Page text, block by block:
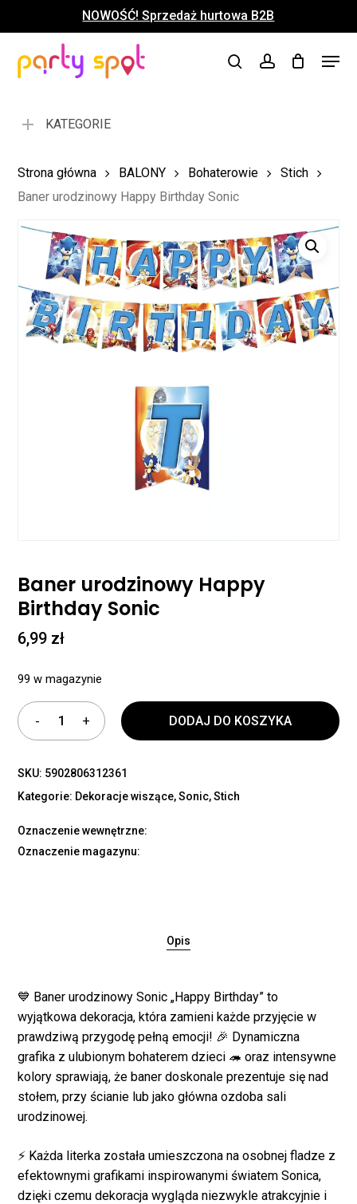
to
content
NOWOŚĆ! Sprzedaż hurtowa B2B
searchaccount
Menu
Koszyk Close
KATEGORIE
Strona główna BALONY Bohaterowie
Stich
Baner urodzinowy Happy Birthday Sonic
Baner urodzinowy Happy
Birthday Sonic
6,99 zł
99 w magazynie
DODAJ DO KOSZYKA
SKU: 5902806312361
Kategorie: Dekoracje wiszące,Sonic,Stich
Oznaczenie wewnętrzne:
Oznaczenie magazynu:
Opis
💙 Baner urodzinowy Sonic „Happy Birthday” to
wyjątkowa dekoracja, która zamieni każde przyjęcie w
prawdziwą przygodę pełną emocji! 🎉 Dynamiczna
grafika z ulubionym bohaterem dzieci 🦔 oraz intensywne
kolory sprawiają, że baner doskonale prezentuje się nad
stołem, przy ścianie lub jako główna ozdoba sali
urodzinowej.
⚡ Każda literka została umieszczona na osobnej fladze z
efektownymi grafikami inspirowanymi światem Sonica,
dzięki czemu dekoracja wygląda niezwykle atrakcyjnie i
Menu